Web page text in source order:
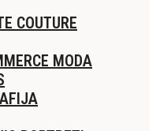
COUTURE
MODA